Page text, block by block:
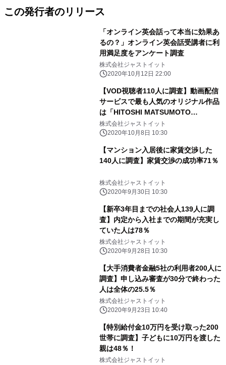
この発行者のリリース
「オンライン英会話って本当に効果あ
るの？」オンライン英会話受講者に利
用満足度をアンケート調査
株式会社ジャストイット
2020年10月12日 22:00
【VOD視聴者110人に調査】動画配信
サービスで最も人気のオリジナル作品
は「HITOSHI MATSUMOTO
presents ドキュメンタル 」
株式会社ジャストイット
2020年10月8日 10:30
【マンション入居後に家賃交渉した
140人に調査】家賃交渉の成功率71％
株式会社ジャストイット
2020年9月30日 10:30
【新卒3年目までの社会人139人に調
査】内定から入社までの期間が充実し
ていた人は78％
株式会社ジャストイット
2020年9月28日 10:30
【大手消費者金融5社の利用者200人に
調査】申し込み審査が30分で終わった
人は全体の25.5％
株式会社ジャストイット
2020年9月23日 10:40
【特別給付金10万円を受け取った200
世帯に調査】子どもに10万円を渡した
親は48％！
株式会社ジャストイット